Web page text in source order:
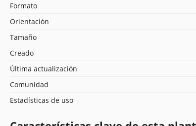
Formato
Orientación
Tamaño
Creado
Última actualización
Comunidad
Estadísticas de uso